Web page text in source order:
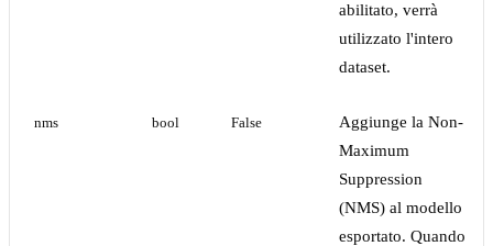
abilitato, verrà
utilizzato l'intero
dataset.
nms bool False
Aggiunge la Non-
Maximum
Suppression
(NMS) al modello
esportato. Quando